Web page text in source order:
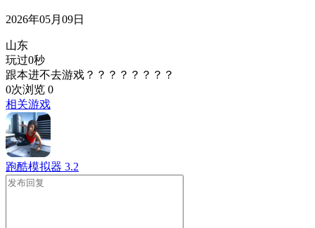
2026年05月09日
山东
玩过0秒
跟本进不去游戏？？？？？？？？
0次浏览 0
相关游戏
跑酷模拟器 3.2